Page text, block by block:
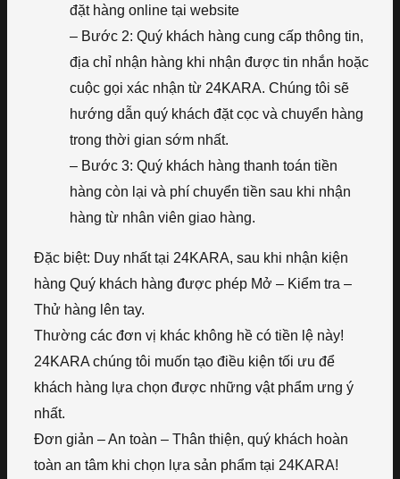
đặt hàng online tại website
– Bước 2: Quý khách hàng cung cấp thông tin,
địa chỉ nhận hàng khi nhận được tin nhắn hoặc
cuộc gọi xác nhận từ 24KARA. Chúng tôi sẽ
hướng dẫn quý khách đặt cọc và chuyển hàng
trong thời gian sớm nhất.
– Bước 3: Quý khách hàng thanh toán tiền
hàng còn lại và phí chuyển tiền sau khi nhận
hàng từ nhân viên giao hàng.
Đặc biệt: Duy nhất tại 24KARA, sau khi nhận kiện
hàng Quý khách hàng được phép Mở – Kiểm tra –
Thử hàng lên tay.
Thường các đơn vị khác không hề có tiền lệ này!
24KARA chúng tôi muốn tạo điều kiện tối ưu để
khách hàng lựa chọn được những vật phẩm ưng ý
nhất.
Đơn giản – An toàn – Thân thiện, quý khách hoàn
toàn an tâm khi chọn lựa sản phẩm tại 24KARA!